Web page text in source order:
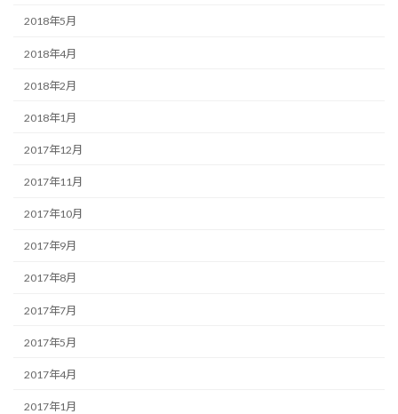
2018年5月
2018年4月
2018年2月
2018年1月
2017年12月
2017年11月
2017年10月
2017年9月
2017年8月
2017年7月
2017年5月
2017年4月
2017年1月